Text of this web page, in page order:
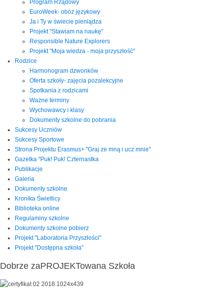
Program Rządowy
EuroWeek- obóz językowy
Ja i Ty w świecie pieniądza
Projekt "Stawiam na naukę"
Responsible Nature Explorers
Projekt "Moja wiedza - moja przyszłość"
Rodzice
Harmonogram dzwonków
Oferta szkoły- zajęcia pozalekcyjne
Spotkania z rodzicami
Ważne terminy
Wychowawcy i klasy
Dokumenty szkolne do pobrania
Sukcesy Uczniów
Sukcesy Sportowe
Strona Projektu Erasmus+ "Graj ze mną i ucz mnie"
Gazetka "Puk! Puk! Czternastka
Publikacje
Galeria
Dokumenty szkolne
Kronika Świetlicy
Biblioteka online
Regulaminy szkolne
Dokumenty szkolne pobierz
Projekt "Laboratoria Przyszłości"
Projekt "Dostępna szkoła"
Dobrze zaPROJEKTowana Szkoła